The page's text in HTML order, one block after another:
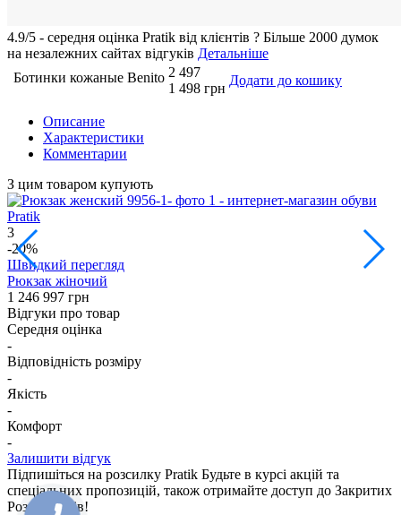
4.9/5 - середня оцiнка Pratik вiд клієнтів ? Більше 2000 думок
на незалежних сайтах відгуків Детальніше
Ботинки кожаные Benito 2 497
1 498 грн
Додати до кошику
Описание
Характеристики
Комментарии
З цим товаром купують
3
-20%
Швидкий перегляд
Рюкзак жіночий
1 246 997 грн
Відгуки про товар
Середня оцінка
-
Відповідність розміру
-
Якість
-
Комфорт
-
Залишити відгук
Підпишіться на розсилку Pratik Будьте в курсі акцій та
спеціальних пропозицій, також отримайте доступ до Закритих
Розпродажiв!